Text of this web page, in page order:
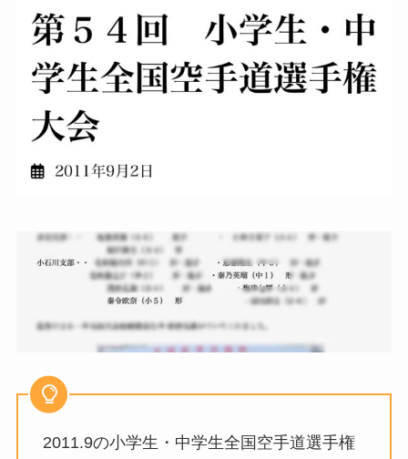
2011.9の小学生・中学生全国空手道選手権